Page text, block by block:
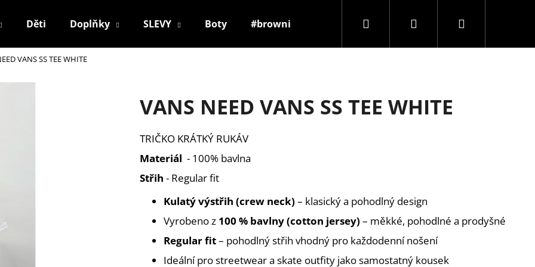
Děti Doplňky SLEVY Boty #brownisthenewblack Kamenná prodejna
Hledat PřihlášeníNákupní
VANS SS TEE WHITE
VANS NEED VANS SS TEE WHITE
TRIČKO KRÁTKÝ RUKÁV
Materiál - 100% bavlna
Střih - Regular fit
Kulatý výstřih (crew neck) – klasický a pohodlný design
Vyrobeno z 100 % bavlny (cotton jersey) – měkké, pohodlné a prodyšné
Regular fit– pohodlný střih vhodný pro každodenní nošení
Ideální pro streetwear a skate outfity jako samostatný kousek
Co potřebujete najít?
HLEDAT